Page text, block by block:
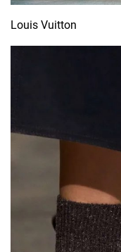
Louis Vuitton